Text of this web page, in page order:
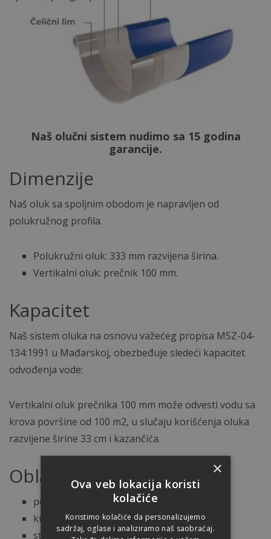
Naš olučni sistem nudimo sa 15 godina
garancije.
Dimenzije
Naš oluk sa spoljnim obodom je napravljen od
polukružnog profila.
Polukružni oluk: 333 mm razvijena širina.
Vertikalni oluk: prečnik 100 mm.
Kapacitet
Naš sistem oluka na osnovu važećeg propisa MSZ-04-
134:1991 u Mađarskoj, obezbeđuje sledeći kapacitet
odvođenja vode:
Vertikalni oluk prečnika 100 mm može odvesti vodu sa
krova površine od 100 m2, u slučaju korišćenja oluka
razvijene širine 33 cm i kazančića.
Oblasti upotrebe
porodične kuće
kuće za odmor
stambene zgrade
×
Ova veb lokacija koristi
kolačiće
Koristimo kolačiće da personalizujemo
sadržaj, oglase i analiziramo naš saobraćaj.